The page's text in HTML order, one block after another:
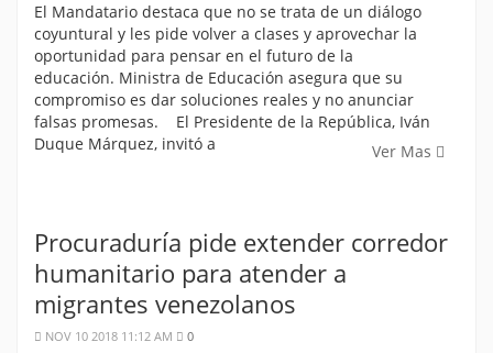
El Mandatario destaca que no se trata de un diálogo
coyuntural y les pide volver a clases y aprovechar la
oportunidad para pensar en el futuro de la
educación. Ministra de Educación asegura que su
compromiso es dar soluciones reales y no anunciar
falsas promesas. El Presidente de la República, Iván
Duque Márquez, invitó a
Ver Mas
Procuraduría pide extender corredor
humanitario para atender a
migrantes venezolanos
NOV 10 2018 11:12 AM 0